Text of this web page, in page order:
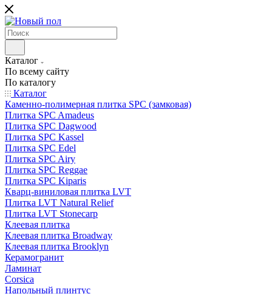
Каталог
По всему сайту
По каталогу
Каталог
Каменно-полимерная плитка SPC (замковая)
Плитка SPC Amadeus
Плитка SPC Dagwood
Плитка SPC Kassel
Плитка SPC Edel
Плитка SPC Airy
Плитка SPC Reggae
Плитка SPC Kiparis
Кварц-виниловая плитка LVT
Плитка LVT Natural Relief
Плитка LVT Stonecarp
Клеевая плитка
Клеевая плитка Broadway
Клеевая плитка Brooklyn
Керамогранит
Ламинат
Corsica
Напольный плинтус